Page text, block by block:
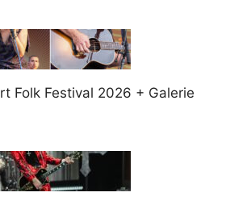
Folk Festival 2026 + Galerie